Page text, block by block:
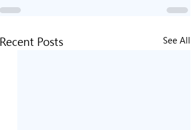
Recent Posts See All